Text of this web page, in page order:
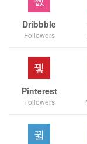
Dribbble
Followers
Pinterest
Followers